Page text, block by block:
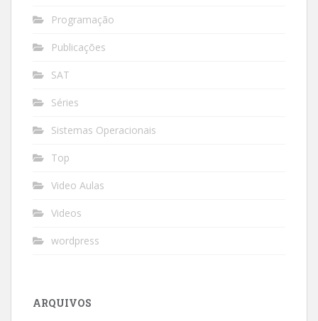
Programação
Publicações
SAT
Séries
Sistemas Operacionais
Top
Video Aulas
Videos
wordpress
ARQUIVOS